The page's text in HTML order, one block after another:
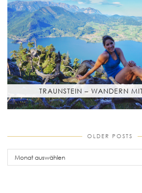
TRAUNSTEIN – WANDERN
OLDER POSTS
older
posts